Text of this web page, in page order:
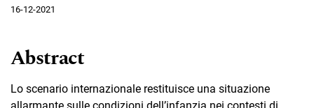
16-12-2021
Abstract
Lo scenario internazionale restituisce una situazione
allarmante sulle condizioni dell’infanzia nei contesti di